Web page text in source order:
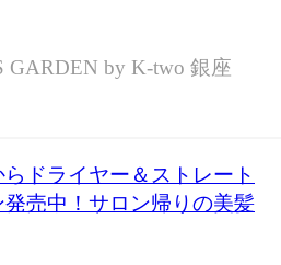
GARDEN by K-two 銀座
らドライヤー＆ストレート
発売中！サロン帰りの美髪